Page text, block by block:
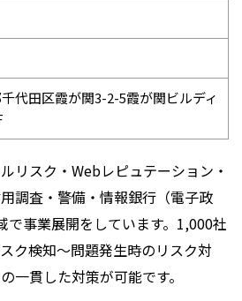
代田区霞が関3-2-5霞が関ビルディ
リスク・Webレピュテーション・
調査・警備・情報銀行（電子政
で事業展開をしています。1,000社
ク検知〜問題発生時のリスク対
一貫した対策が可能です。